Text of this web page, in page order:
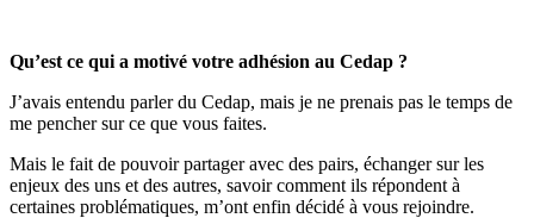
Qu’est ce qui a motivé votre adhésion au Cedap ?
J’avais entendu parler du Cedap, mais je ne prenais pas le temps de
me pencher sur ce que vous faites.
Mais le fait de pouvoir partager avec des pairs, échanger sur les
enjeux des uns et des autres, savoir comment ils répondent à
certaines problématiques, m’ont enfin décidé à vous rejoindre.